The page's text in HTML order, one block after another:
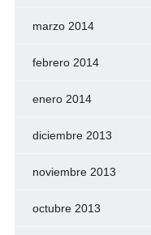
marzo 2014
febrero 2014
enero 2014
diciembre 2013
noviembre 2013
octubre 2013